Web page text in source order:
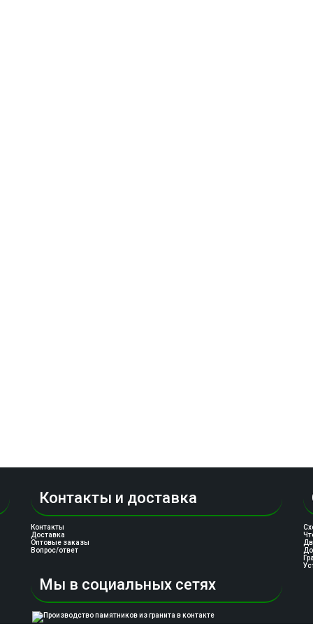
Контакты и доставка
Контакты
Доставка
Оптовые заказы
Вопрос/ответ
Мы в социальных сетях